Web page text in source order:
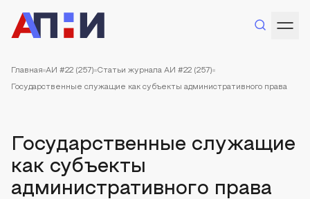
Главная АИ #22 (257) Статьи журнала АИ #22 (257)
Государственные служащие как субъекты административного права
Государственные служащие
как субъекты
административного права